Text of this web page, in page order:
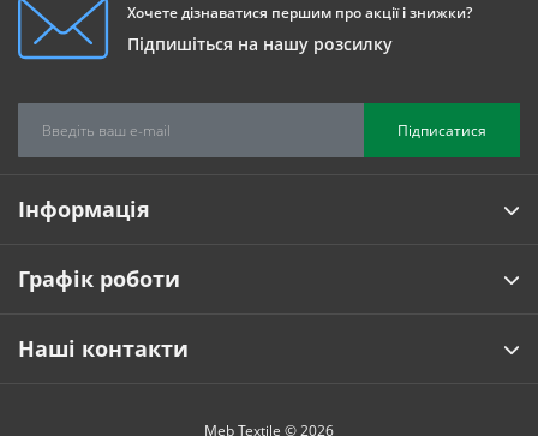
Хочете дізнаватися першим про акції і знижки?
Підпишіться на нашу розсилку
Підписатися
Інформація
Графік роботи
Наші контакти
Meb Textile © 2026